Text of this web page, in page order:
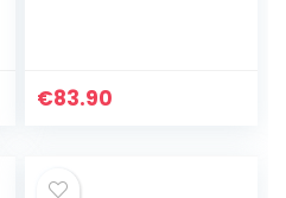
€83.90